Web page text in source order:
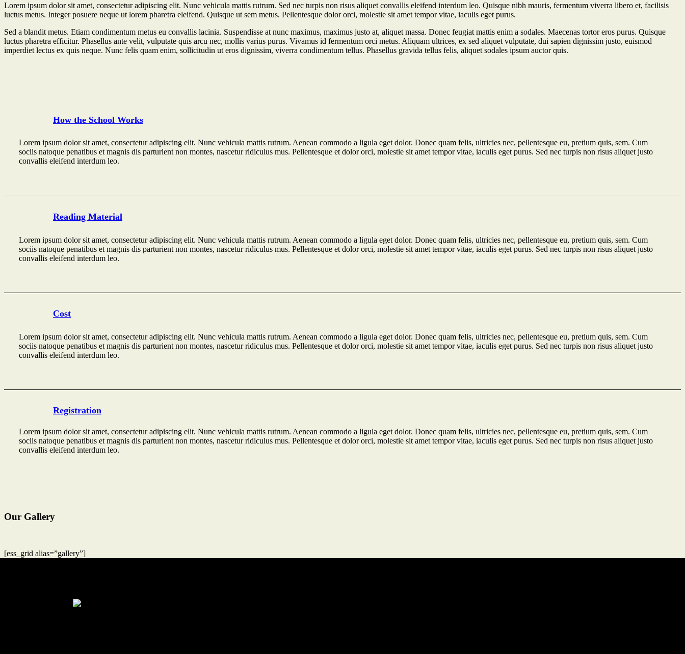
Lorem ipsum dolor sit amet, consectetur adipiscing elit. Nunc vehicula mattis rutrum. Sed nec turpis non risus aliquet convallis eleifend interdum leo. Quisque nibh mauris, fermentum viverra libero et, facilisis
luctus metus. Integer posuere neque ut lorem pharetra eleifend. Quisque ut sem metus. Pellentesque dolor orci, molestie sit amet tempor vitae, iaculis eget purus.
Sed a blandit metus. Etiam condimentum metus eu convallis lacinia. Suspendisse at nunc maximus, maximus justo at, aliquet massa. Donec feugiat mattis enim a sodales. Maecenas tortor eros purus. Quisque
luctus pharetra efficitur. Phasellus ante velit, vulputate quis arcu nec, mollis varius purus. Vivamus id fermentum orci metus. Aliquam ultrices, ex sed aliquet vulputate, dui sapien dignissim justo, euismod
imperdiet lectus ex quis neque. Nunc felis quam enim, sollicitudin ut eros dignissim, viverra condimentum tellus. Phasellus gravida tellus felis, aliquet sodales ipsum auctor quis.
How the School Works
Lorem ipsum dolor sit amet, consectetur adipiscing elit. Nunc vehicula mattis rutrum. Aenean commodo a ligula eget dolor. Donec quam felis, ultricies nec, pellentesque eu, pretium quis, sem. Cum
sociis natoque penatibus et magnis dis parturient non montes, nascetur ridiculus mus. Pellentesque et dolor orci, molestie sit amet tempor vitae, iaculis eget purus. Sed nec turpis non risus aliquet justo
convallis eleifend interdum leo.
Reading Material
Lorem ipsum dolor sit amet, consectetur adipiscing elit. Nunc vehicula mattis rutrum. Aenean commodo a ligula eget dolor. Donec quam felis, ultricies nec, pellentesque eu, pretium quis, sem. Cum
sociis natoque penatibus et magnis dis parturient non montes, nascetur ridiculus mus. Pellentesque et dolor orci, molestie sit amet tempor vitae, iaculis eget purus. Sed nec turpis non risus aliquet justo
convallis eleifend interdum leo.
Cost
Lorem ipsum dolor sit amet, consectetur adipiscing elit. Nunc vehicula mattis rutrum. Aenean commodo a ligula eget dolor. Donec quam felis, ultricies nec, pellentesque eu, pretium quis, sem. Cum
sociis natoque penatibus et magnis dis parturient non montes, nascetur ridiculus mus. Pellentesque et dolor orci, molestie sit amet tempor vitae, iaculis eget purus. Sed nec turpis non risus aliquet justo
convallis eleifend interdum leo.
Registration
Lorem ipsum dolor sit amet, consectetur adipiscing elit. Nunc vehicula mattis rutrum. Aenean commodo a ligula eget dolor. Donec quam felis, ultricies nec, pellentesque eu, pretium quis, sem. Cum
sociis natoque penatibus et magnis dis parturient non montes, nascetur ridiculus mus. Pellentesque et dolor orci, molestie sit amet tempor vitae, iaculis eget purus. Sed nec turpis non risus aliquet justo
convallis eleifend interdum leo.
Our Gallery
[ess_grid alias=”gallery”]